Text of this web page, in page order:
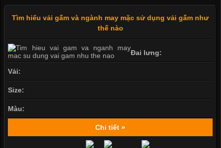
Tìm hiểu vải gấm và ngành may mặc sử dụng vải gấm như
thế nào
Đai lưng:
Vải:
Size:
Màu:
Chi tiết »